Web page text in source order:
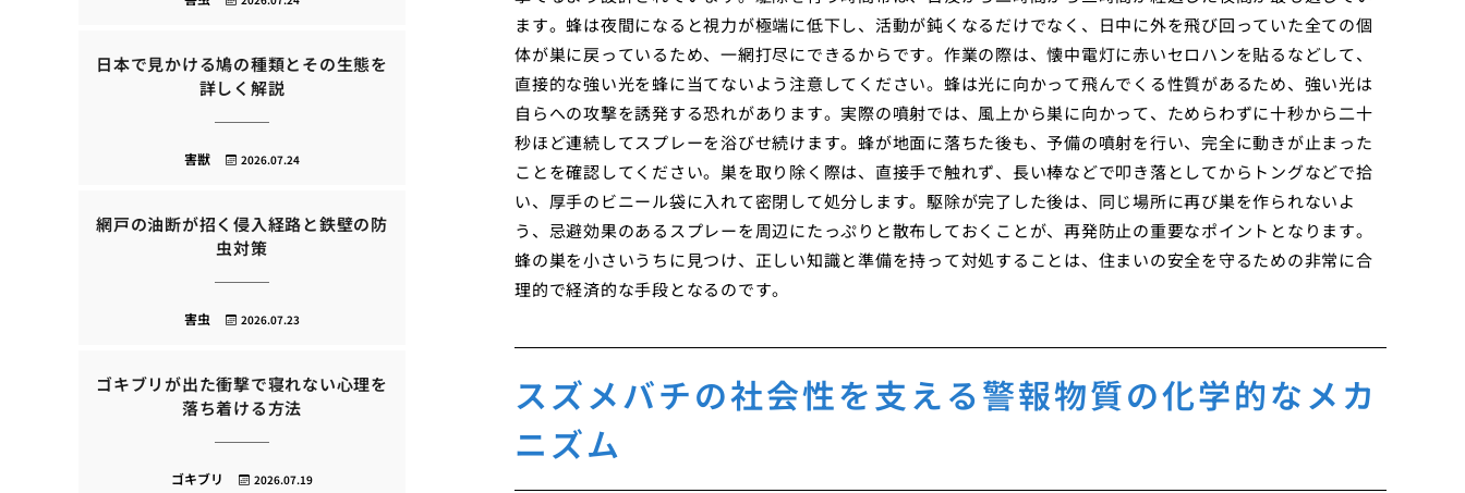
ます。蜂は夜間になると視力が極端に低下し、活動が鈍くなるだけでなく、日中に外を飛び回っていた全ての個
体が巣に戻っているため、一網打尽にできるからです。作業の際は、懐中電灯に赤いセロハンを貼るなどして、
直接的な強い光を蜂に当てないよう注意してください。蜂は光に向かって飛んでくる性質があるため、強い光は
自らへの攻撃を誘発する恐れがあります。実際の噴射では、風上から巣に向かって、ためらわずに十秒から二十
秒ほど連続してスプレーを浴びせ続けます。蜂が地面に落ちた後も、予備の噴射を行い、完全に動きが止まった
ことを確認してください。巣を取り除く際は、直接手で触れず、長い棒などで叩き落としてからトングなどで拾
い、厚手のビニール袋に入れて密閉して処分します。駆除が完了した後は、同じ場所に再び巣を作られないよ
う、忌避効果のあるスプレーを周辺にたっぷりと散布しておくことが、再発防止の重要なポイントとなります。
蜂の巣を小さいうちに見つけ、正しい知識と準備を持って対処することは、住まいの安全を守るための非常に合
理的で経済的な手段となるのです。
スズメバチの社会性を支える警報物質の化学的なメカ
ニズム
日本で見かける鳩の種類とその生態を
詳しく解説
2026.07.24
害獣
網戸の油断が招く侵入経路と鉄壁の防
虫対策
2026.07.23
害虫
ゴキブリが出た衝撃で寝れない心理を
落ち着ける方法
2026.07.19
ゴキブリ